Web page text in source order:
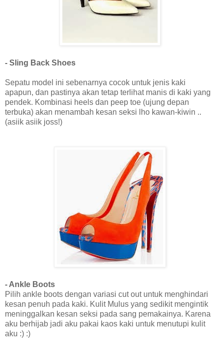
- Sling Back Shoes
Sepatu model ini sebenarnya cocok untuk jenis kaki
apapun, dan pastinya akan tetap terlihat manis di kaki yang
pendek. Kombinasi heels dan peep toe (ujung depan
terbuka) akan menambah kesan seksi lho kawan-kiwin ..
(asiik asiik joss!)
- Ankle Boots
Pilih ankle boots dengan variasi cut out untuk menghindari
kesan penuh pada kaki. Kulit Mulus yang sedikit mengintik
meninggalkan kesan seksi pada sang pemakainya. Karena
aku berhijab jadi aku pakai kaos kaki untuk menutupi kulit
aku :) :)